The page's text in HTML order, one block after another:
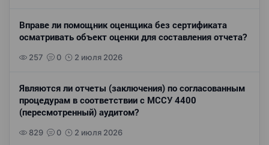
Вправе ли помощник оценщика без сертификата
осматривать объект оценки для составления отчета?
257 0 2 июля 2026
Являются ли отчеты (заключения) по согласованным
процедурам в соответствии с МССУ 4400
(пересмотренный) аудитом?
829 0 2 июля 2026